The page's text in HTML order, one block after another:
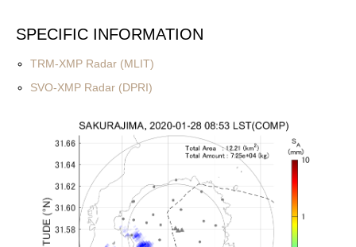
SPECIFIC INFORMATION
TRM-XMP Radar (MLIT)
SVO-XMP Radar (DPRI)